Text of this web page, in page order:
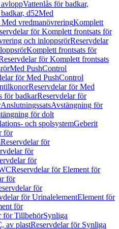
Vattenlås för badkar,
d52Med
vredmanövreringKomplett
för Komplett frontsats för
och inloppsrörReservdelar
Komplett frontsats för
för Komplett frontsats
Med PushControl
för Med PushControl
Reservdelar för Med
för badkarReservdelar för
AnslutningssatsAvstängning för
för dolt
och spolsystemGeberit
för
Reservdelar för
för
för
Reservdelar för Element för
för
för
för UrinalelementElement för
för
för TillbehörSynliga
av plastReservdelar för Synliga